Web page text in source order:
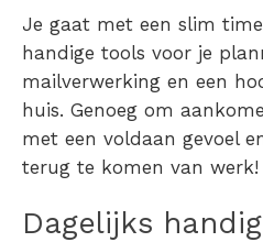
Je gaat met een slim
handige tools voor je
mailverwerking en een
huis. Genoeg om
met een voldaan gevoel
terug te komen van werk!
Dagelijks